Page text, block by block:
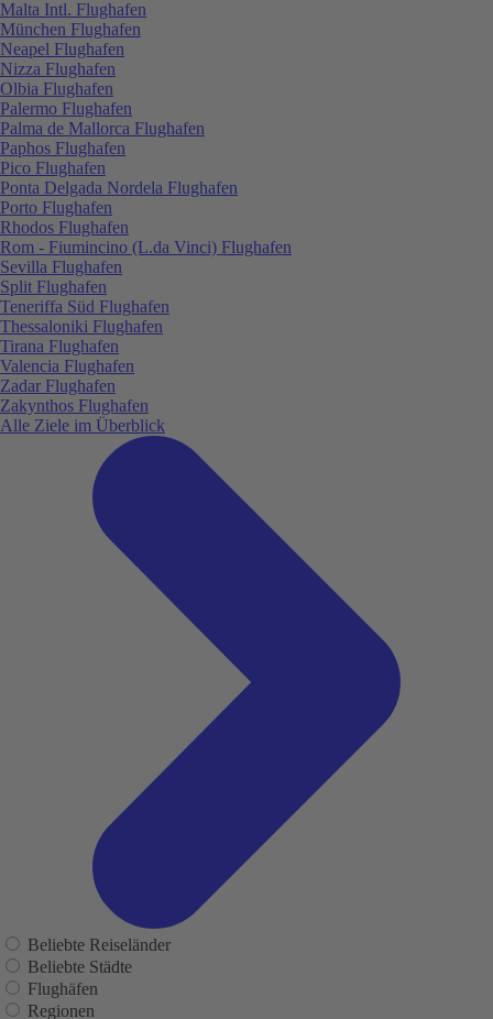
Malta Intl. Flughafen
München Flughafen
Neapel Flughafen
Nizza Flughafen
Olbia Flughafen
Palermo Flughafen
Palma de Mallorca Flughafen
Paphos Flughafen
Pico Flughafen
Ponta Delgada Nordela Flughafen
Porto Flughafen
Rhodos Flughafen
Rom - Fiumincino (L.da Vinci) Flughafen
Sevilla Flughafen
Split Flughafen
Teneriffa Süd Flughafen
Thessaloniki Flughafen
Tirana Flughafen
Valencia Flughafen
Zadar Flughafen
Zakynthos Flughafen
Alle Ziele im Überblick
Beliebte Reiseländer
Beliebte Städte
Flughäfen
Regionen